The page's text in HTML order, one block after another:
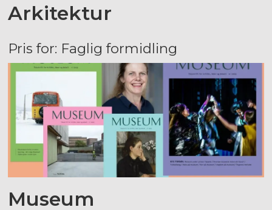
Arkitektur
Pris for: Faglig formidling
Museum